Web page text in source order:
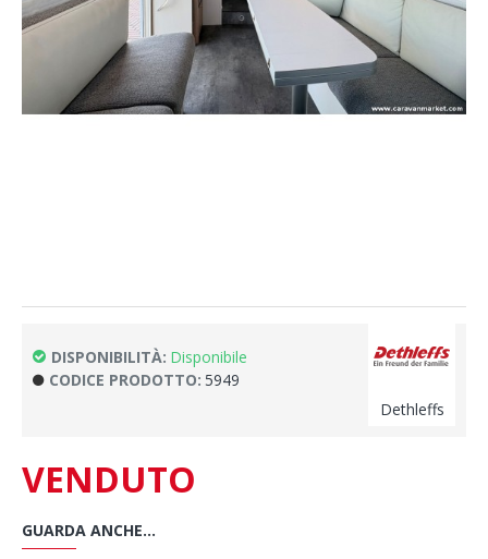
DISPONIBILITÀ: Disponibile
CODICE PRODOTTO: 5949
Dethleffs
VENDUTO
GUARDA ANCHE...